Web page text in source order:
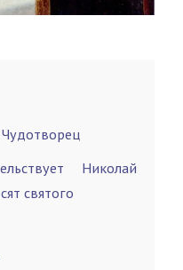
Николай
святого